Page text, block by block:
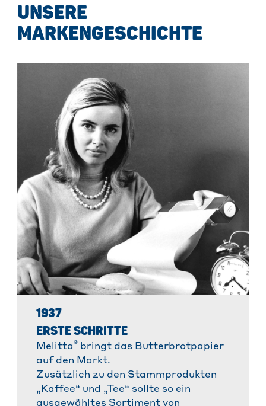
UNSERE
MARKENGESCHICHTE
1937
ERSTE SCHRITTE
Melitta® bringt das Butterbrotpapier
auf den Markt.
Zusätzlich zu den Stammprodukten
„Kaffee“ und „Tee“ sollte so ein
ausgewähltes Sortiment von